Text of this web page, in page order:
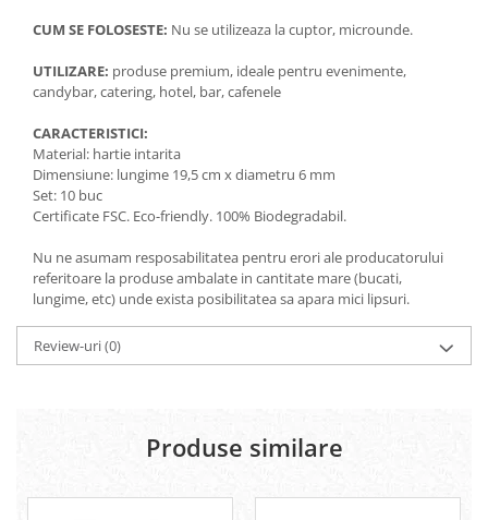
CUM SE FOLOSESTE: Nu se utilizeaza la cuptor, microunde.
UTILIZARE: produse premium, ideale pentru evenimente,
candybar, catering, hotel, bar, cafenele
CARACTERISTICI:
Material: hartie intarita
Dimensiune: lungime 19,5 cm x diametru 6 mm
Set: 10 buc
Certificate FSC. Eco-friendly. 100% Biodegradabil.
Nu ne asumam resposabilitatea pentru erori ale producatorului
referitoare la produse ambalate in cantitate mare (bucati,
lungime, etc) unde exista posibilitatea sa apara mici lipsuri.
Review-uri(0)
Produse similare